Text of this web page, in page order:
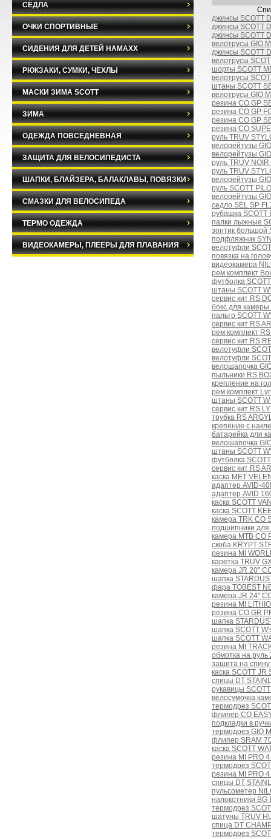
джинсы SCOTT
джинсы SCOTT
джинсы SCOTT
велотрусы GIO
джинсы SCOTT
велотрусы
шорты SCOTT
велотрусы
штаны SCOTT
велотрусы GIO
резина CO GP
резина CO GP
резина CO GP
резина CO
руль TRUV
велорейтузы
велорейтузы
руль TRUV
руль TRUV
велорейтузы
руль SCOTT
велорейтузы
седло SEL SP
рубашка SCOTT
палки лыжные
зонтик большой
подфляжник
велотуфли
повязка на
видеокамера
рем комплект
футболка
штаны SCOTT
сервис кит RS
бокс для камеры
пальто SCOTT
сервис кит RS
рем комплект
сервис кит RS
велотуфли
велотуфли
велошапочка
пыльники RS
крепление на
рем комплект
штаны SCOTT W
сервис кит RS
трубка RS
крепение с
батарейка для
велошапочка
штаны SCOTT
футболка
сервис кит RS
каска MET
адаптер AVID-
адаптер AVID
каска SCOTT
каска SCOTT
камера TRK CO
подшипники для
камера MTB CO
скоба KRYPT
резина MI
каретка TRUV
камера JR 20''
шапка
фара TOBEST
камера JR 24''
резина MI
резина CO GR
шапка
шапка SCOTT
шапка SCOTT
резина MI
обмотка на руль
защита на спину
каска SCOTT
спицы DT
рукавицы
велосумочка
термодрез
флипер CO
подкладки в
термодрез GIO
флипер SRAM
каска SCOTT
резина MI PRO
термодрез
резина MI PRO
спицы DT
пульсометер
налокотники BG
термодрез
шатуны TRUV
спица DT
термодрез
СЁДЛА
ОЧКИ СПОРТИВНЫЕ
СИДЕНИЯ ДЛЯ ДЕТЕЙ HAMAXX
РЮКЗАКИ, СУМКИ, ЧЕХЛЫ
МАСКИ ЗИМА SCOTT
ЗИМА
ОДЕЖДА ПОВСЕДНЕВНАЯ
ЗАЩИТА ДЛЯ ВЕЛОСИПЕДИСТА
ШАПКИ, БЛАЙЗЕРА, БАЛАКЛАВЫ, ПОВЯЗКИ
СМАЗКИ ДЛЯ ВЕЛОСИПЕДА
ТЕРМО ОДЕЖДА
ВИДЕОКАМЕРЫ, ПЛЕЕРЫ ДЛЯ ПЛАВАНИЯ